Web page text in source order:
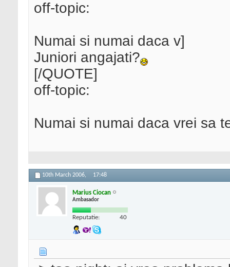
off-topic:
Numai si numai daca v]
Juniori angajati?
[/QUOTE]
off-topic:
Numai si numai daca vrei sa
10th March 2006, 17:48
Marius Ciocan
Ambasador
Reputatie: 40